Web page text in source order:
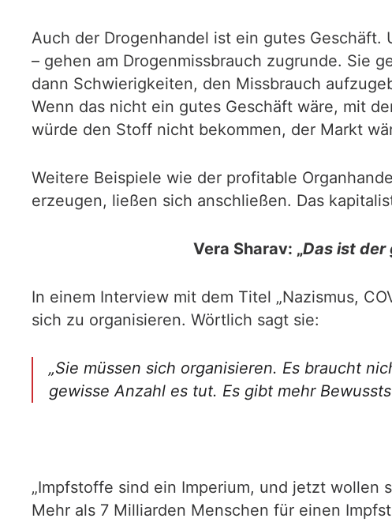
Auch der Drogenhandel ist ein gutes
– gehen am Drogenmissbrauch zugrunde. Sie
dann Schwierigkeiten, den Missbrauch
Wenn das nicht ein gutes Geschäft wäre, mit
würde den Stoff nicht bekommen, der Markt
Weitere Beispiele wie der profitable
erzeugen, ließen sich anschließen. Das
Vera Sharav: „Das ist der
In einem Interview mit dem Titel „Nazismus,
sich zu organisieren. Wörtlich sagt sie:
„Sie müssen sich organisieren. Es braucht
gewisse Anzahl es tut. Es gibt mehr
„Impfstoffe sind ein Imperium, und jetzt
Mehr als 7 Milliarden Menschen für einen